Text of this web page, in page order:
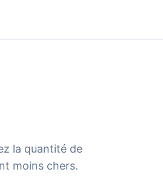
la quantité de
moins chers.